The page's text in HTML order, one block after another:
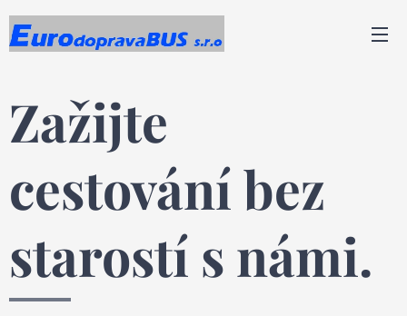
Zažijte
cestování bez
starostí s námi.